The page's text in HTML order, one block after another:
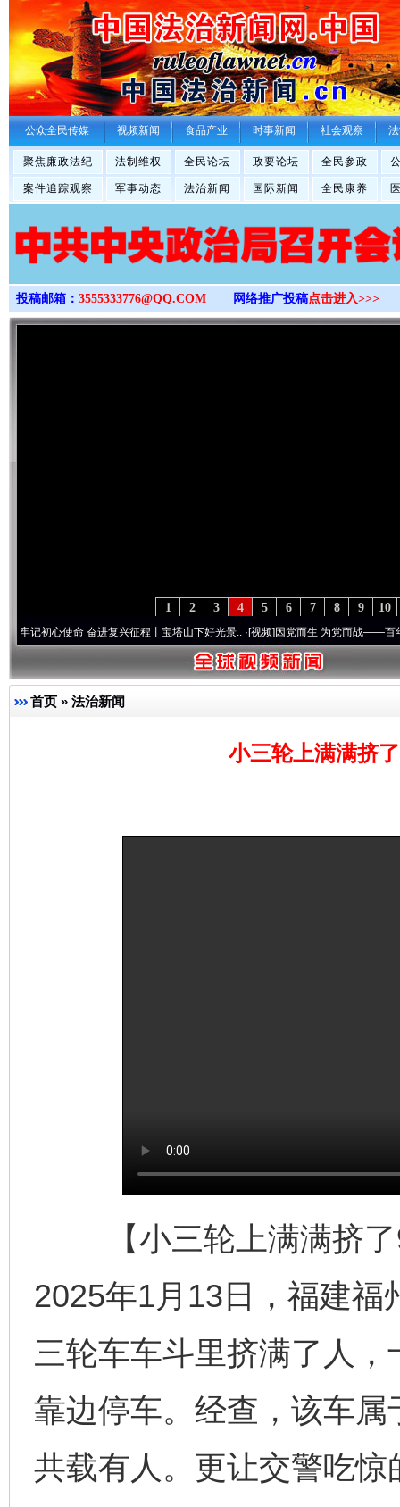
>
公众全民传媒 视频新闻 食品产业 时事新闻 社会观察
聚焦廉政法纪 法制维权 全民论坛 政要论坛 全民参政
案件追踪观察 军事动态 法治新闻 国际新闻 全民康养
投稿邮箱： 3555333776@QQ.COM 网络推广投稿点击进入>>>
10
9
8
7
6
5
4
3
2
1
使命 奋进复兴征程丨宝塔山下好光景..·[视频]因党而生 为党而战——百年“纪”事⑧
首页 » 法治新闻
小三轮上满满挤
【小三轮上满满挤了9
2025年1月13日，福建福
三轮车车斗里挤满了人
靠边停车。经查，该车
共载有人。更让交警吃